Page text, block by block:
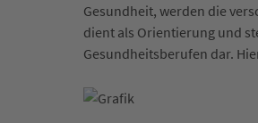
Gesundheit, werden die
dient als Orientierung und
Gesundheitsberufen dar.